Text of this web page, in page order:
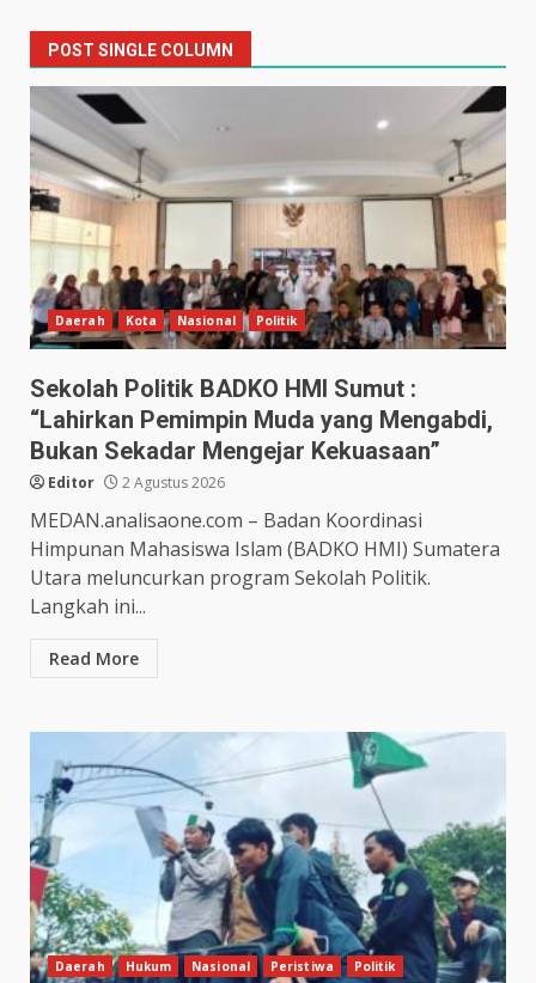
POST SINGLE COLUMN
Daerah Kota Nasional Politik
Sekolah Politik BADKO HMI Sumut :
“Lahirkan Pemimpin Muda yang Mengabdi,
Bukan Sekadar Mengejar Kekuasaan”
Editor 2 Agustus 2026
MEDAN.analisaone.com – Badan Koordinasi
Himpunan Mahasiswa Islam (BADKO HMI) Sumatera
Utara meluncurkan program Sekolah Politik.
Langkah ini...
Read More
Daerah Hukum Nasional Peristiwa Politik